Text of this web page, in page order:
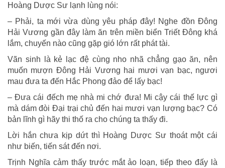
Hoàng Dược Sư lạnh lùng nói:
– Phải, ta mới vừa dùng yêu pháp đây! Nghe đồn Đông
Hải Vương gần đây làm ăn trên miền biển Triết Đông khá
lắm, chuyến nào cũng gặp gió lớn rất phát tài.
Vãn sinh là kẻ lạc đệ cùng nho nhã chẳng gạo ăn, nên
muốn mượn Đông Hải Vương hai mươi vạn bạc, ngươi
mau đưa ta đến Hắc Phong đảo để lấy bạc!
– Đưa cái đếch mẹ nhà mi chớ đưa! Mi cậy cái thế lực gì
mà dám đòi Đại trại chủ đến hai mươi vạn lượng bạc? Có
bản lĩnh gì hãy thi thố ra cho chúng ta thấy đi.
Lời hắn chưa kịp dứt thì Hoàng Dược Sư thoát một cái
như biến, tiến sát đến nơi.
Trịnh Nghĩa cảm thấy trước mắt ảo loạn, tiếp theo đấy là